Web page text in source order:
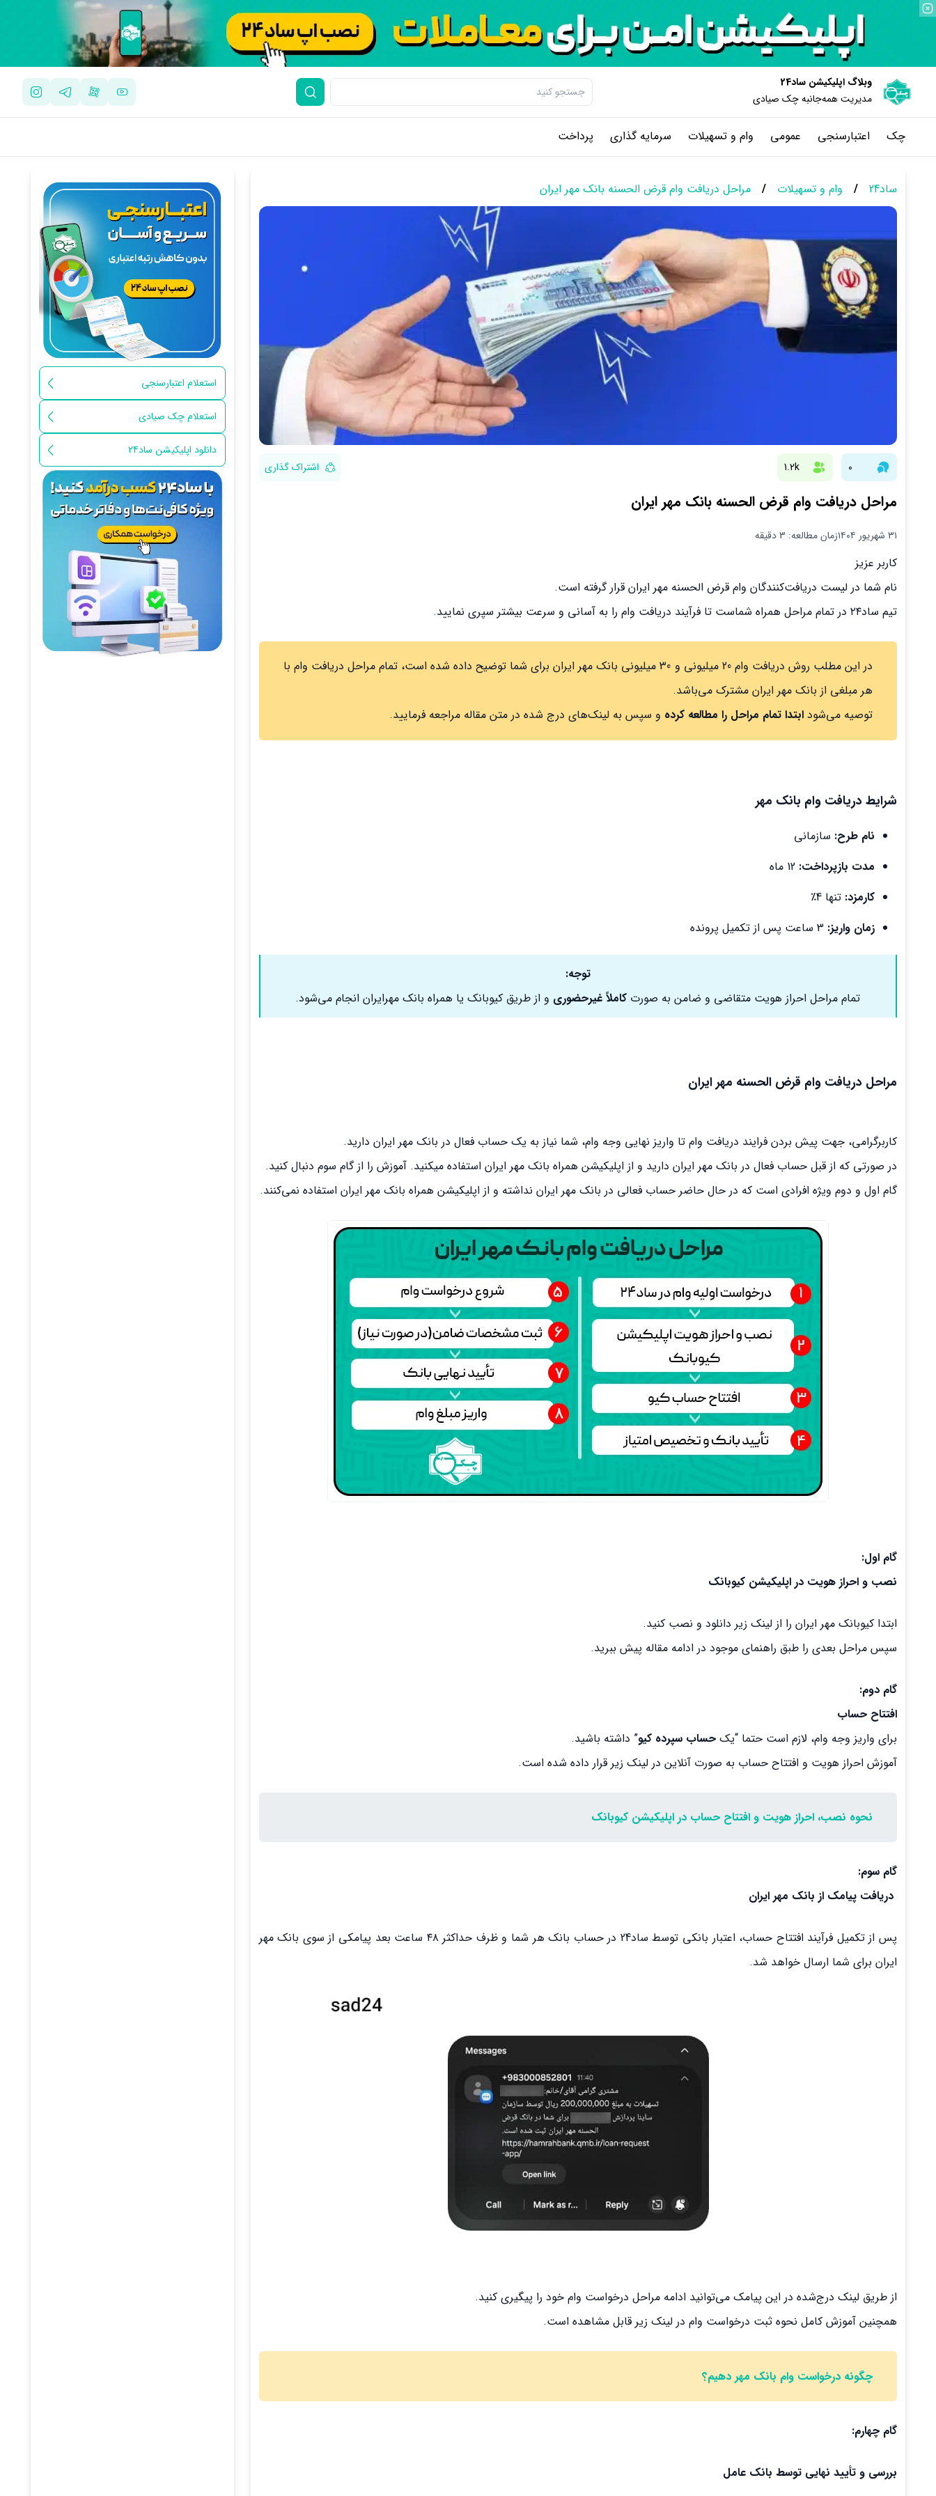
وبلاگ اپلیکیشن ساد24
مدیریت همه‌جانبه چک‌ صیادی
چک اعتبارسنجی عمومی وام و تسهیلات سرمایه گذاری پرداخت
ساد24 / وام و تسهیلات / مراحل دریافت وام قرض الحسنه بانک مهر ایران
0
1.2k اشتراک گذاری
مراحل دریافت وام قرض الحسنه بانک مهر ایران
۳۱ شهریور ۱۴۰۴ زمان مطالعه: 3 دقیقه
کاربر عزیز
نام شما در لیست دریافت‌کنندگان وام قرض الحسنه مهر ایران قرار گرفته است.
تیم ساد۲۴ در تمام مراحل همراه شماست تا فرآیند دریافت وام را به آسانی و سرعت بیشتر سپری نمایید.
در این مطلب روش دریافت وام 20 میلیونی و 30 میلیونی بانک مهر ایران برای شما توضیح داده شده است، تمام مراحل دریافت وام با
هر مبلغی از بانک مهر ایران مشترک می‌باشد.
توصیه می‌شودابتدا تمام مراحل را مطالعه کرده و سپس به لینک‌های درج شده در متن مقاله مراجعه فرمایید.
شرایط دریافت وام بانک مهر
نام طرح: سازمانی
مدت بازپرداخت:
کارمزد: تنها 4٪
زمان واریز:
توجه:
تمام مراحل احراز هویت متقاضی و ضامن به صورت کاملاً غیرحضوری و از طریق کیوبانک یا همراه بانک مهرایران انجام می‌شود.
مراحل دریافت وام قرض الحسنه مهر ایران
کاربرگرامی، جهت پیش بردن فرایند دریافت وام تا واریز نهایی وجه وام، شما نیاز به یک حساب فعال در بانک مهر ایران دارید.
در صورتی که از قبل حساب فعال در بانک مهر ایران دارید و از اپلیکیشن همراه بانک مهر ایران استفاده میکنید. آموزش را از گام سوم دنبال کنید.
گام اول و دوم ویژه افرادی است که در حال حاضر حساب فعالی در بانک مهر ایران نداشته و از اپلیکیشن همراه بانک مهر ایران استفاده نمی‌کنند.
گام اول:
نصب و احراز هویت در اپلیکیشن کیوبانک
ابتدا کیوبانک مهر ایران را از لینک زیر دانلود و نصب کنید.
سپس مراحل بعدی را طبق راهنمای موجود در ادامه مقاله پیش ببرید.
گام دوم:
افتتاح حساب
برای واریز وجه وام، لازم است حتما “یک حساب سپرده کیو” داشته باشید.
آموزش احراز هویت و افتتاح حساب به صورت آنلاین در لینک زیر قرار داده شده است.
نحوه نصب، احراز هویت و افتتاح حساب در اپلیکیشن کیوبانک
گام سوم:
دریافت پیامک از بانک مهر ایران
پس از تکمیل فرآیند افتتاح حساب، اعتبار بانکی توسط ساد24 در حساب بانک هر شما و ظرف حداکثر ۴۸ ساعت بعد پیامکی از سوی بانک مهر
ایران برای شما ارسال خواهد شد.
از طریق لینک درج‌شده در این پیامک می‌توانید ادامه مراحل درخواست وام خود را پیگیری کنید.
همچنین آموزش کامل نحوه ثبت درخواست وام در لینک زیر قابل مشاهده است.
چگونه درخواست وام بانک مهردهیم؟
گام چهارم:
بررسی و تأیید نهایی توسط بانک عامل
استعلام اعتبارسنجی
استعلام چک صیادی
دانلود اپلیکیشن ساد24